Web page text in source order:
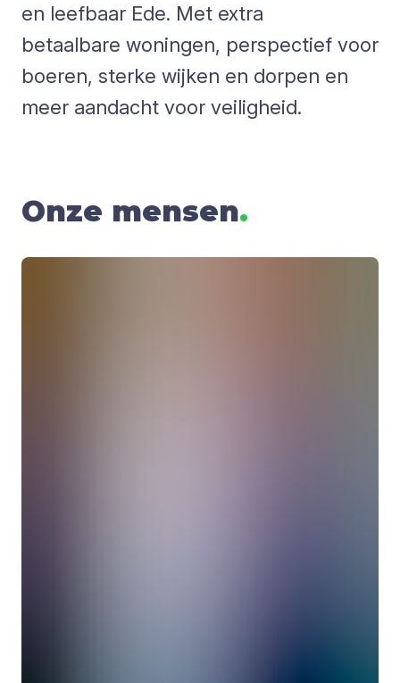
en leefbaar Ede. Met extra
betaalbare woningen, perspectief voor
boeren, sterke wijken en dorpen en
meer aandacht voor veiligheid.
Onze mensen.